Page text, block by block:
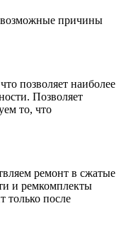
возможные причины
позволяет наиболее
Позволяет
то, что
ремонт в сжатые
и ремкомплекты
только после